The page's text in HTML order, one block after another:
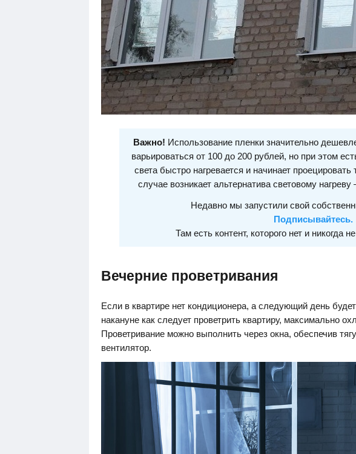
Важно! Использование пленки значительно
варьироваться от 100 до 200 рублей, но при этом
света быстро нагревается и начинает
случае возникает альтернатива световому
Недавно мы запустили свой
Подписывайтесь.
Там есть контент, которого нет и никогда
Вечерние проветривания
Если в квартире нет кондиционера, а следующий день
накануне как следует проветрить квартиру, максимально
Проветривание можно выполнить через окна, обеспечив
вентилятор.